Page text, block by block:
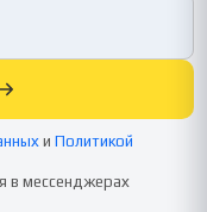
и Политикой
в мессенджерах